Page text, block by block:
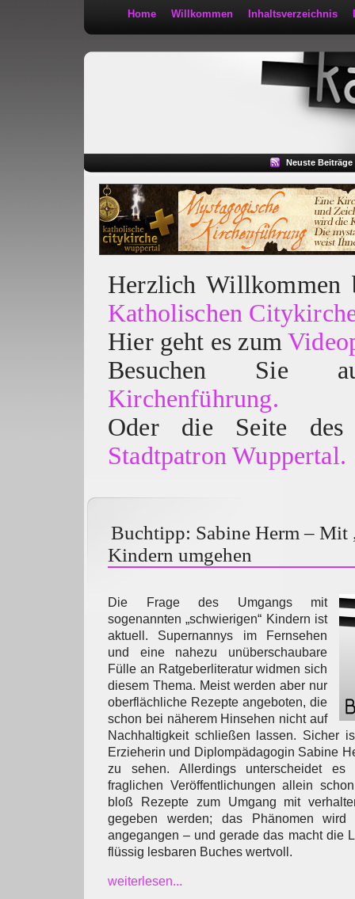
Home Willkommen Inhaltsverzeichnis
Neuste Beiträge
Herzlich
Katholischen
Hier geht es zum
Besuchen
Kirchenführung.
Oder die Seite des
Stadtpatron Wuppertal.
Buchtipp: Sabine Herm – Mit
Kindern umgehen
Die Frage des Umgangs mit
sogenannten „schwierigen“ Kindern ist
aktuell. Supernannys im Fernsehen
und eine nahezu unüberschaubare
Fülle an Ratgeberliteratur widmen sich
diesem Thema. Meist werden aber nur
oberflächliche Rezepte angeboten, die
schon bei näherem Hinsehen nicht auf
Nachhaltigkeit schließen lassen. Sicher
Erzieherin und Diplompädagogin Sabine
zu sehen. Allerdings unterscheidet
fraglichen Veröffentlichungen allein
bloß Rezepte zum Umgang mit
gegeben werden; das Phänomen wird
angegangen – und gerade das macht die
flüssig lesbaren Buches wertvoll.
weiterlesen...